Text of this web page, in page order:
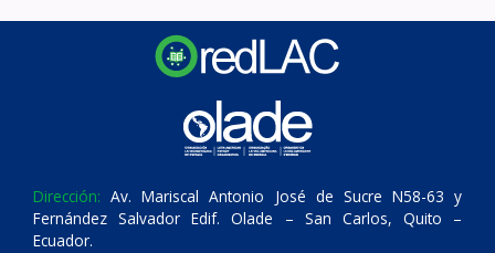
Dirección: Av. Mariscal Antonio José de Sucre N58-63 y
Fernández Salvador Edif. Olade – San Carlos, Quito –
Ecuador.